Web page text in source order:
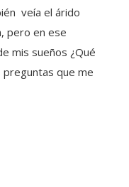
veía el árido
pero en ese
mis sueños ¿Qué
que me